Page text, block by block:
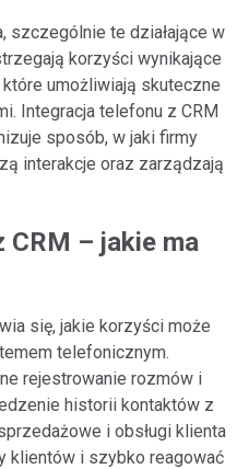
szczególnie te działające w
korzyści wynikające
umożliwiają skuteczne
Integracja telefonu z CRM
sposób, w jaki firmy
interakcje oraz zarządzają
– jakie ma
się, jakie korzyści może
telefonicznym.
rejestrowanie rozmów i
historii kontaktów z
i obsługi klienta
klientów i szybko reagować